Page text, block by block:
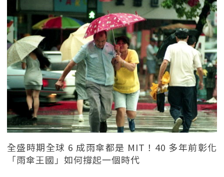
全盛時期全球 6 成雨傘都是 MIT！40 多年前彰化
「雨傘王國」如何撐起一個時代